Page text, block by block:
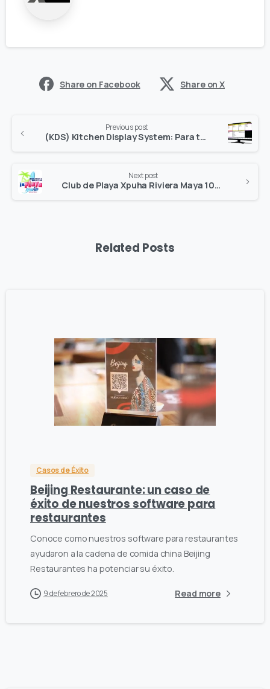
Share on Facebook Share on X
Previous post
(KDS) Kitchen Display System: Para todo tipo de restaurantes.
Next post
Club de Playa Xpuha Riviera Maya 100% automatizado a pie de playa.
Related Posts
2
Casos de Éxito
Beijing Restaurante: un caso de
éxito de nuestros software para
restaurantes
Conoce como nuestros software para restaurantes
ayudaron a la cadena de comida china Beijing
Restaurantes ha potenciar su éxito.
9 de febrero de 2025 Read more